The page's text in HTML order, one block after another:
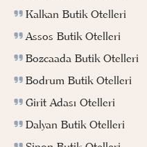
Kalkan Butik Otelleri
Assos Butik Otelleri
Bozcaada Butik Otelleri
Bodrum Butik Otelleri
Girit Adası Otelleri
Dalyan Butik Otelleri